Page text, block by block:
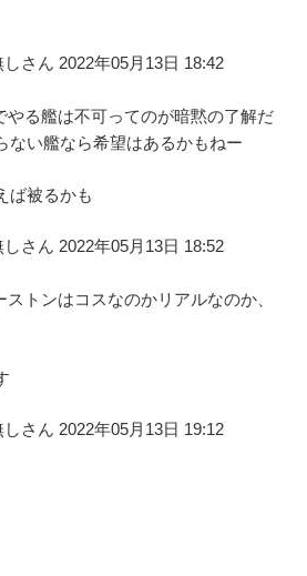
さん 2022年05月13日 18:42
やる艦は不可ってのが暗黙の了解だ
ない艦なら希望はあるかもねー
ば被るかも
さん 2022年05月13日 18:52
トンはコスなのかリアルなのか、
さん 2022年05月13日 19:12